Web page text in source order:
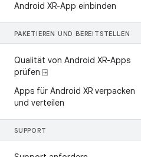
Android XR-App einbinden
PAKETIEREN UND BEREITSTELLEN
Qualität von Android XR-Apps
prüfen ⍈
Apps für Android XR verpacken
und verteilen
SUPPORT